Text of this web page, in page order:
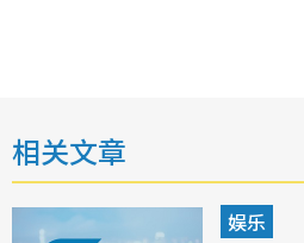
相关文章
娱乐